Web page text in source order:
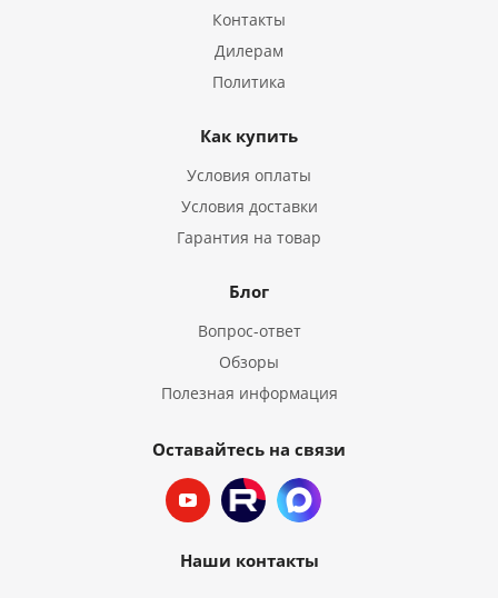
Контакты
Дилерам
Политика
Как купить
Условия оплаты
Условия доставки
Гарантия на товар
Блог
Вопрос-ответ
Обзоры
Полезная информация
Оставайтесь на связи
Наши контакты